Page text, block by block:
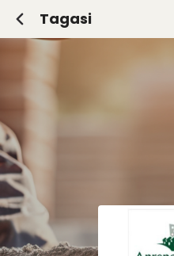
Tagasi
Saada
Teie telefon: